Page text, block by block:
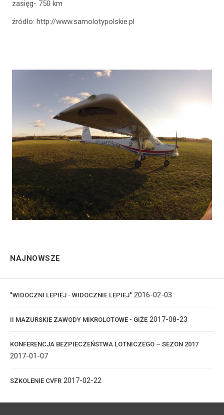
zasięg- 750 km
źródło: http://www.samolotypolskie.pl
NAJNOWSZE
"WIDOCZNI LEPIEJ - WIDOCZNIE LEPIEJ" 2016-02-03
II MAZURSKIE ZAWODY MIKROLOTOWE - GIŻE 2017-08-23
KONFERENCJA BEZPIECZEŃSTWA LOTNICZEGO – SEZON 2017
2017-01-07
SZKOLENIE CVFR 2017-02-22